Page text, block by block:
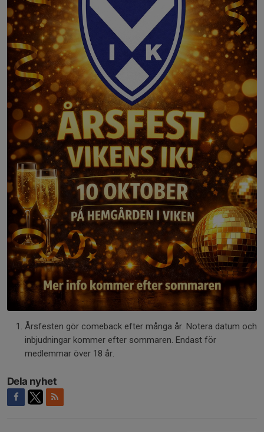
Årsfesten gör comeback efter många år. Notera datum och
inbjudningar kommer efter sommaren. Endast för
medlemmar över 18 år.
Dela nyhet